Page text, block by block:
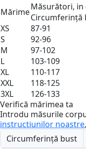
MărimeMăsurători, in
Circumferință
XS
87-91
S
92-96
M
97-102
L
103-109
XL
110-117
XXL
118-125
3XL
126-133
Verifică mărimea ta
Introdu măsurile
instructiunilor noastre
Circumferință bust